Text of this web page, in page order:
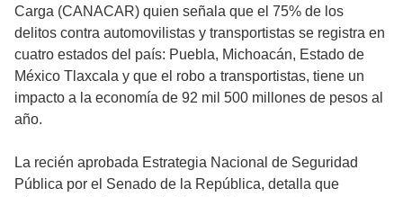
Carga (CANACAR) quien señala que el 75% de los
delitos contra automovilistas y transportistas se registra en
cuatro estados del país: Puebla, Michoacán, Estado de
México Tlaxcala y que el robo a transportistas, tiene un
impacto a la economía de 92 mil 500 millones de pesos al
año.
La recién aprobada Estrategia Nacional de Seguridad
Pública por el Senado de la República, detalla que